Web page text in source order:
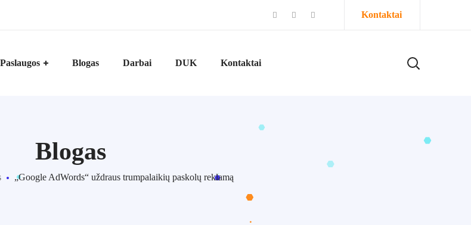
Kontaktai
Paslaugos Blogas Darbai DUK Kontaktai
Blogas
„Google AdWords“ uždraus trumpalaikių paskolų reklamą